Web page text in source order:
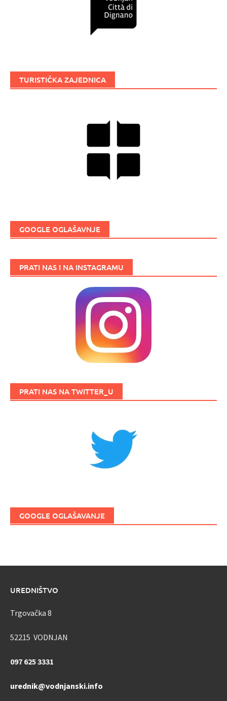
TURISTIČKA ZAJEDNICA
GOOGLE OGLAŠAVNJE
PRATI NAS I NA INSTAGRAMU
PRATI NAS NA TWITTER_U
GOOGLE OGLAŠAVANJE
UREDNIŠTVO
Trgovačka 8
52215 VODNJAN
097 625 3331
urednik@vodnjanski.info